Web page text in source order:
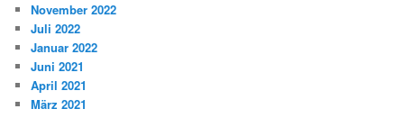
November 2022
Juli 2022
Januar 2022
Juni 2021
April 2021
März 2021